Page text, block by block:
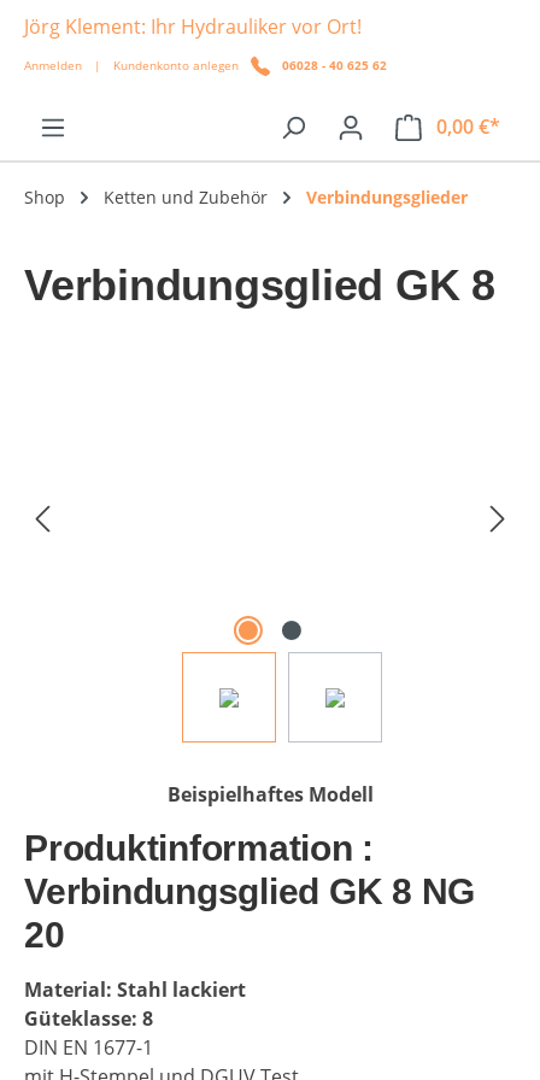
springen
Jörg Klement: Ihr Hydrauliker vor Ort!
Anmelden | Kundenkonto anlegen 06028 - 40 625 62
0,00 €*
Shop Ketten und Zubehör Verbindungsglieder
Verbindungsglied GK 8
Beispielhaftes Modell
Produktinformation :
Verbindungsglied GK 8 NG
20
Material: Stahl lackiert
Güteklasse: 8
DIN EN 1677-1